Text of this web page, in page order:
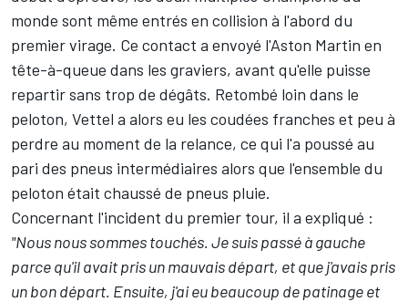
monde sont même entrés en collision à l'abord du
premier virage. Ce contact a envoyé l'Aston Martin en
tête-à-queue dans les graviers, avant qu'elle puisse
repartir sans trop de dégâts. Retombé loin dans le
peloton, Vettel a alors eu les coudées franches et peu à
perdre au moment de la relance, ce qui l'a poussé au
pari des pneus intermédiaires alors que l'ensemble du
peloton était chaussé de pneus pluie.
Concernant l'incident du premier tour, il a expliqué :
"Nous nous sommes touchés. Je suis passé à gauche
parce qu'il avait pris un mauvais départ, et que j'avais pris
un bon départ. Ensuite, j'ai eu beaucoup de patinage et